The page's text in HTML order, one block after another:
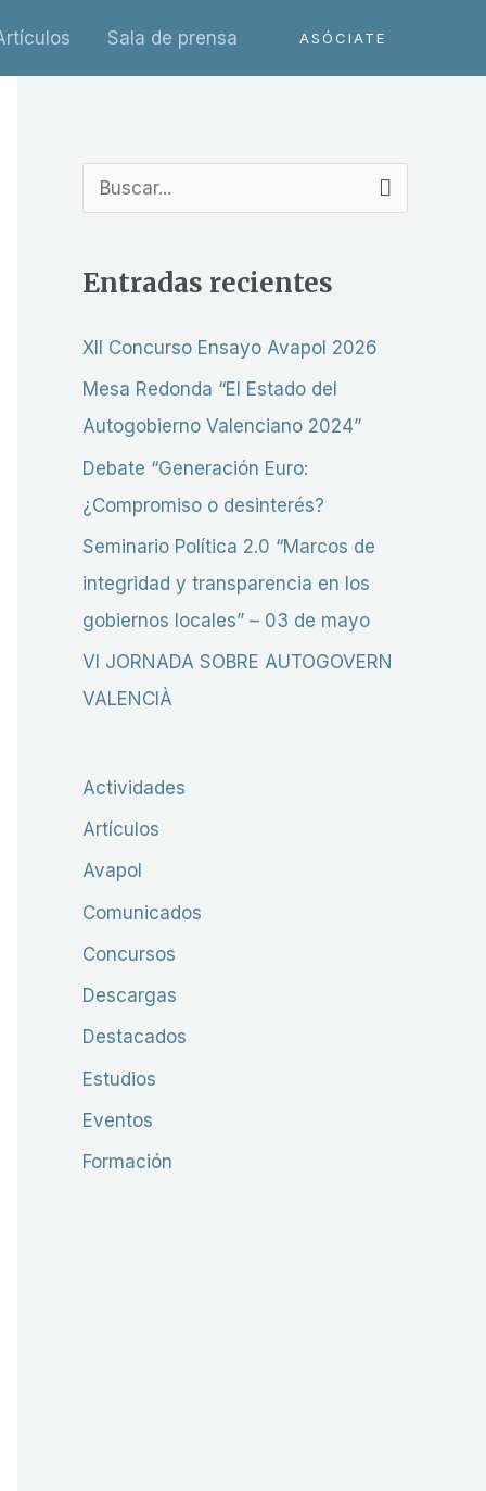
Sala de prensa ASÓCIATE
s
a
r
p
Entradas recientes
XII Concurso Ensayo Avapol 2026
Mesa Redonda “El Estado del
Autogobierno Valenciano 2024”
Debate “Generación Euro:
¿Compromiso o desinterés?
Seminario Política 2.0 “Marcos de
integridad y transparencia en los
gobiernos locales” – 03 de mayo
VI JORNADA SOBRE AUTOGOVERN
VALENCIÀ
Actividades
Artículos
Avapol
Comunicados
Concursos
Descargas
Destacados
Estudios
Eventos
Formación